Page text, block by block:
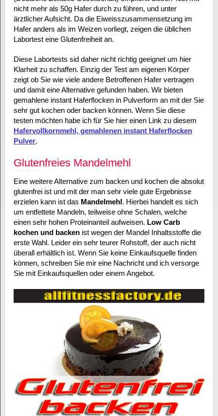
nicht mehr als 50g Hafer durch zu führen, und unter
ärztlicher Aufsicht. Da die Eiweisszusammensetzung im
Hafer anders als im Weizen vorliegt, zeigen die üblichen
Labortest eine Glutenfreiheit an.
Diese Labortests sid daher nicht richtig geeignet um hier
Klarheit zu schaffen. Einzig der Test am eigenen Körper
zeigt ob Sie wie viele andere Betroffenen Hafer vertragen
und damit eine Alternative gefunden haben. Wir bieten
gemahlene instant Haferflocken in Pulverform an mit der Sie
sehr gut kochen oder backen können. Wenn Sie diese
testen möchten habe ich für Sie hier einen Link zu diesem
Hafervollkornmehl, gemahlenen instant Haferflocken
Pulver.
Glutenfreies Mandelmehl
Eine weitere Alternative zum backen und kochen die absolut
glutenfrei ist und mit der man sehr viele gute Ergebnisse
erzielen kann ist das Mandelmehl. Hierbei handelt es sich
um entfettete Mandeln, teilweise ohne Schalen, welche
einen sehr hohen Proteinanteil aufweisen. Low Carb
kochen und backenist wegen der Mandel Inhaltsstoffe die
erste Wahl. Leider ein sehr teurer Rohstoff, der auch nicht
überall erhältlich ist. Wenn Sie keine Einkaufsquelle finden
können, schreiben Sie mir eine Nachricht und ich versorge
Sie mit Einkaufsquellen oder einem Angebot.